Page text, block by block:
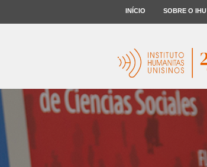
INÍCIO SOBRE O IHU